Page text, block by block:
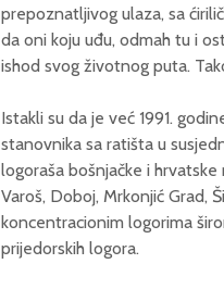
prepoznatljivog ulaza, sa
da oni koju uđu, odmah tu i
ishod svog životnog puta.
Istakli su da je već 1991.
stanovnika sa ratišta u
logoraša bošnjačke i
Varoš, Doboj, Mrkonjić Grad,
koncentracionim logorima
prijedorskih logora.